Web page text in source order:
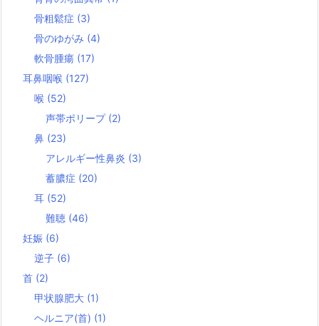
骨粗鬆症 (3)
骨のゆがみ (4)
軟骨腫瘍 (17)
耳鼻咽喉 (127)
喉 (52)
声帯ポリープ (2)
鼻 (23)
アレルギー性鼻炎 (3)
蓄膿症 (20)
耳 (52)
難聴 (46)
妊娠 (6)
逆子 (6)
首 (2)
甲状腺肥大 (1)
ヘルニア(首) (1)